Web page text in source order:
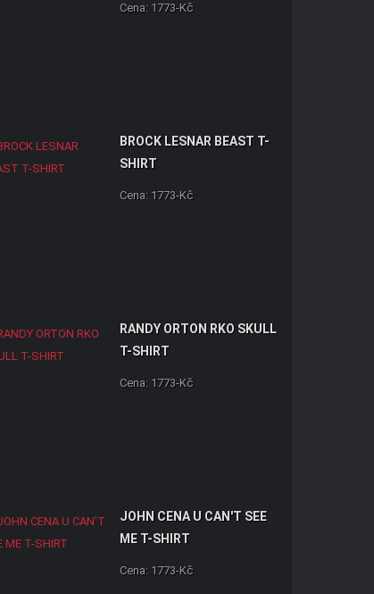
Cena: 1773-Kč
BROCK LESNAR BEAST T-
SHIRT
Cena: 1773-Kč
RANDY ORTON RKO SKULL
T-SHIRT
Cena: 1773-Kč
JOHN CENA U CAN'T SEE
ME T-SHIRT
Cena: 1773-Kč